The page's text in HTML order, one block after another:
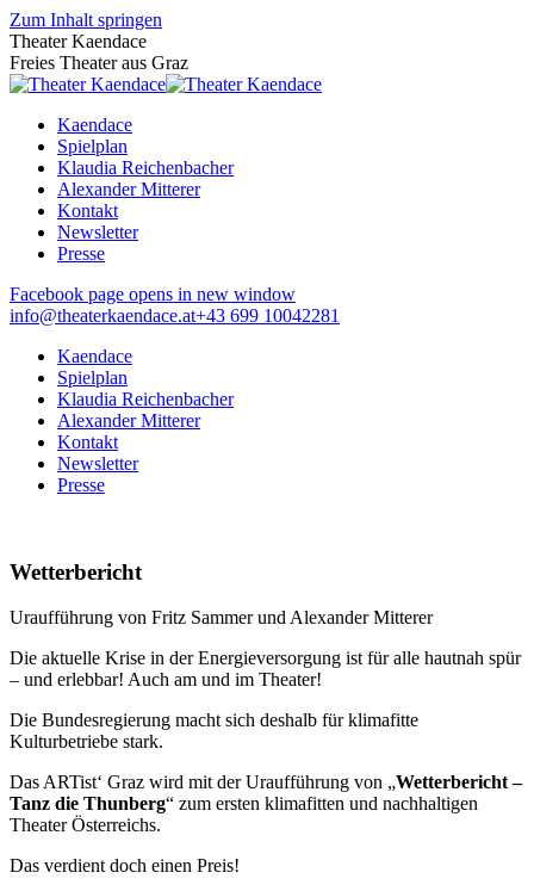
Zum Inhalt springen
Theater Kaendace
Freies Theater aus Graz
Kaendace
Spielplan
Klaudia Reichenbacher
Alexander Mitterer
Kontakt
Newsletter
Presse
Facebook page opens in new window
info@theaterkaendace.at‭+43 699 10042281‬
Kaendace
Spielplan
Klaudia Reichenbacher
Alexander Mitterer
Kontakt
Newsletter
Presse
Wetterbericht
Uraufführung von Fritz Sammer und Alexander Mitterer
Die aktuelle Krise in der Energieversorgung ist für alle hautnah spür
– und erlebbar! Auch am und im Theater!
Die Bundesregierung macht sich deshalb für klimafitte
Kulturbetriebe stark.
Das ARTist‘ Graz wird mit der Uraufführung von „Wetterbericht –
Tanz die Thunberg“ zum ersten klimafitten und nachhaltigen
Theater Österreichs.
Das verdient doch einen Preis!